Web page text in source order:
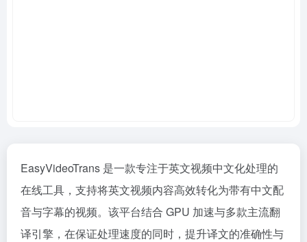
EasyVideoTrans 是一款专注于英文视频中文化处理的
在线工具，支持将英文视频内容高效转化为带有中文配
音与字幕的视频。该平台结合 GPU 加速与多款主流翻
译引擎，在保证处理速度的同时，提升译文的准确性与